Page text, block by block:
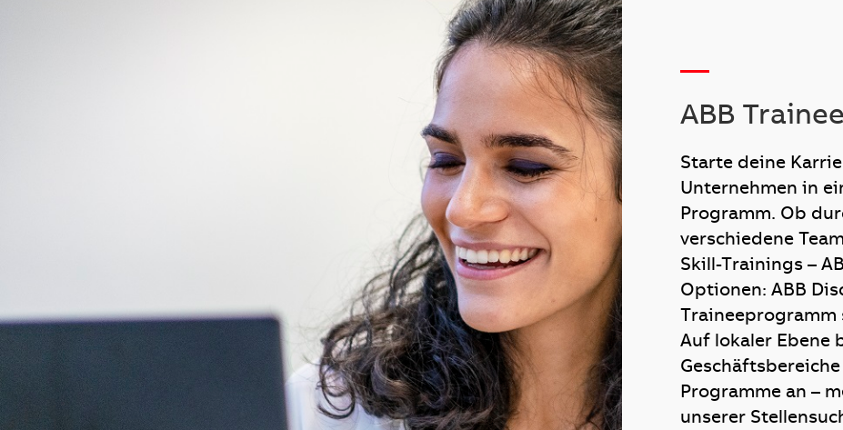
—
ABB
Starte deine
Unternehmen in
Programm. Ob
verschiedene
Skill-Trainings –
Optionen: ABB
Auf lokaler Ebene
Programme an –
unserer